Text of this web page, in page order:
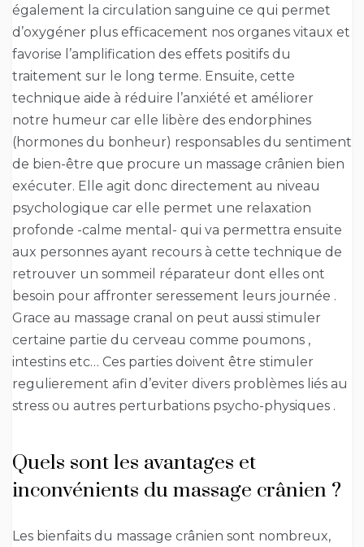
également la circulation sanguine ce qui permet
d’oxygéner plus efficacement nos organes vitaux et
favorise l’amplification des effets positifs du
traitement sur le long terme. Ensuite, cette
technique aide à réduire l’anxiété et améliorer
notre humeur car elle libère des endorphines
(hormones du bonheur) responsables du sentiment
de bien-être que procure un massage crânien bien
exécuter. Elle agit donc directement au niveau
psychologique car elle permet une relaxation
profonde -calme mental- qui va permettra ensuite
aux personnes ayant recours à cette technique de
retrouver un sommeil réparateur dont elles ont
besoin pour affronter seressement leurs journée .
Grace au massage cranal on peut aussi stimuler
certaine partie du cerveau comme poumons ,
intestins etc… Ces parties doivent être stimuler
regulierement afin d’eviter divers problèmes liés au
stress ou autres perturbations psycho-physiques .
Quels sont les avantages et
inconvénients du massage crânien ?
Les bienfaits du massage crânien sont nombreux,